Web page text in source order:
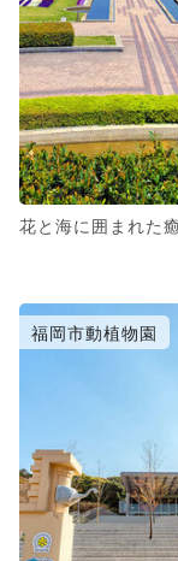
花と海に囲まれた
福岡市動植物園